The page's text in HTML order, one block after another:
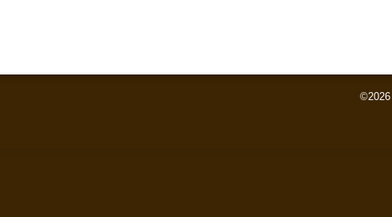
©2026